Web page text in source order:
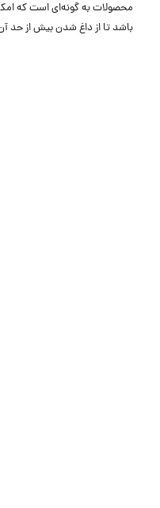
محصولات به گونه‌ای است که
باشد تا از داغ شدن بیش از حد